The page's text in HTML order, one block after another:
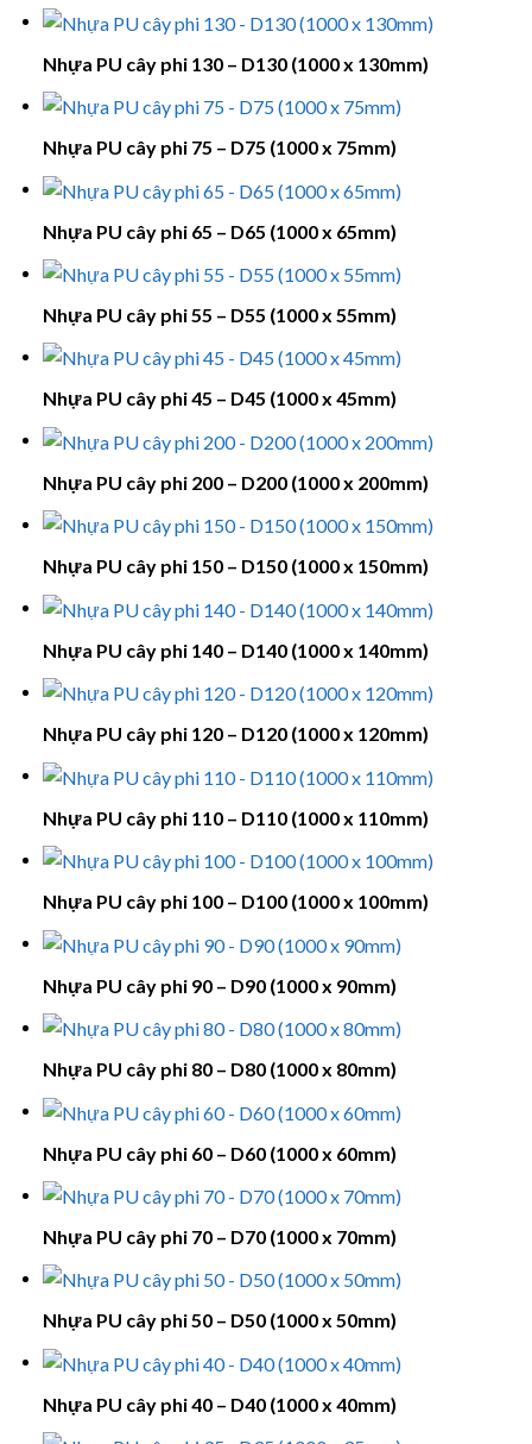
Nhựa PU cây phi 130 – D130 (1000 x 130mm)
Nhựa PU cây phi 75 – D75 (1000 x 75mm)
Nhựa PU cây phi 65 – D65 (1000 x 65mm)
Nhựa PU cây phi 55 – D55 (1000 x 55mm)
Nhựa PU cây phi 45 – D45 (1000 x 45mm)
Nhựa PU cây phi 200 – D200 (1000 x 200mm)
Nhựa PU cây phi 150 – D150 (1000 x 150mm)
Nhựa PU cây phi 140 – D140 (1000 x 140mm)
Nhựa PU cây phi 120 – D120 (1000 x 120mm)
Nhựa PU cây phi 110 – D110 (1000 x 110mm)
Nhựa PU cây phi 100 – D100 (1000 x 100mm)
Nhựa PU cây phi 90 – D90 (1000 x 90mm)
Nhựa PU cây phi 80 – D80 (1000 x 80mm)
Nhựa PU cây phi 60 – D60 (1000 x 60mm)
Nhựa PU cây phi 70 – D70 (1000 x 70mm)
Nhựa PU cây phi 50 – D50 (1000 x 50mm)
Nhựa PU cây phi 40 – D40 (1000 x 40mm)